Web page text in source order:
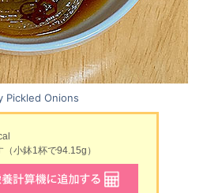
Pickled Onions
小鉢1杯で94.15g）